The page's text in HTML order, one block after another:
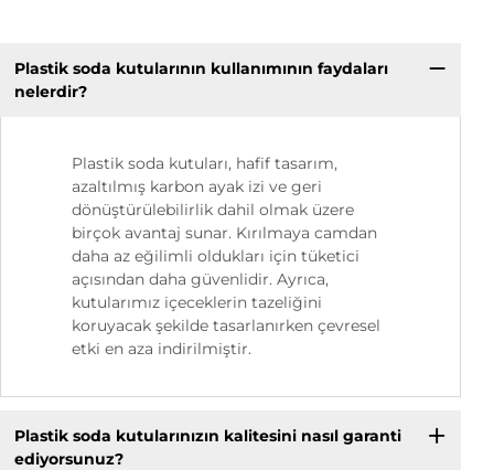
Plastik soda kutularının kullanımının faydaları
nelerdir?
Plastik soda kutuları, hafif tasarım,
azaltılmış karbon ayak izi ve geri
dönüştürülebilirlik dahil olmak üzere
birçok avantaj sunar. Kırılmaya camdan
daha az eğilimli oldukları için tüketici
açısından daha güvenlidir. Ayrıca,
kutularımız içeceklerin tazeliğini
koruyacak şekilde tasarlanırken çevresel
etki en aza indirilmiştir.
Plastik soda kutularınızın kalitesini nasıl garanti
ediyorsunuz?